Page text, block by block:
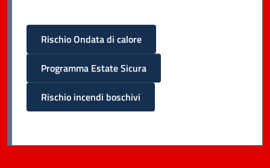
Rischio Ondata di calore
Programma Estate Sicura
Rischio incendi boschivi